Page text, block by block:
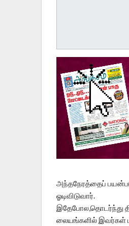
அந்தநேரத்தைப்
ஓடிவிடுவார்.
இதேபோல,தொடர்ந்து
லையங்களில் இவர்கள்